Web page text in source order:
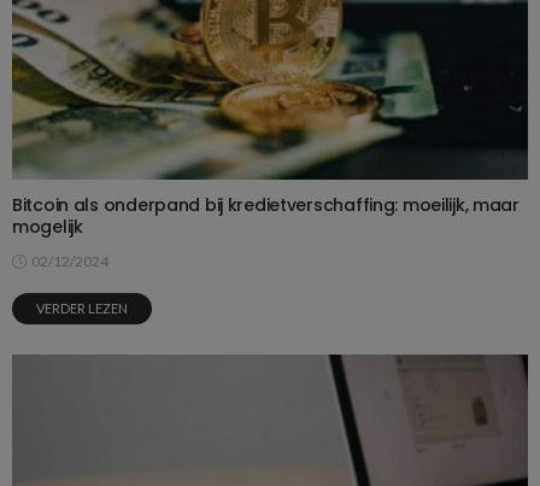
Bitcoin als onderpand bij kredietverschaffing: moeilijk, maar
mogelijk
02/12/2024
VERDER LEZEN